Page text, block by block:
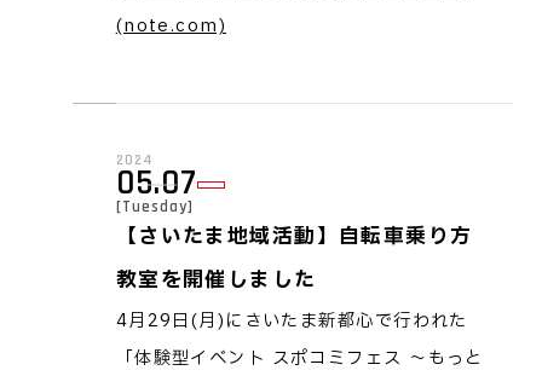
(note.com)
2024
05.07
[Tuesday]
【さいたま地域活動】自転車乗り方
教室を開催しました
4月29日(月)にさいたま新都心で行われた
「体験型イベント スポコミフェス ～もっと